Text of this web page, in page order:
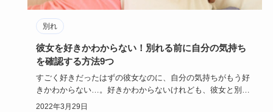
別れ
彼女を好きかわからない！別れる前に自分の気持ち
を確認する方法9つ
すごく好きだったはずの彼女なのに、自分の気持ちがもう好
きかわからない…。好きかわからないけれども、彼女と別れ
てもすぐに寂し…
2022年3月29日